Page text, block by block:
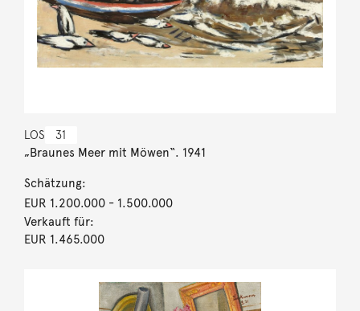
LOS 31
„Braunes Meer mit Möwen“. 1941
Schätzung:
EUR 1.200.000- 1.500.000
Verkauft für:
EUR 1.465.000